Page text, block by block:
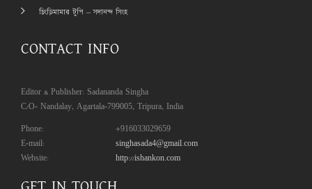
চিংড়িমামার টুপি – সদানন্দ সিংহ
CONTACT INFO
Editor & Publisher: Sadananda Singha
C/O- Nandalay, Agartala-799005, Tripura, India
Phone:
+916033029659
E-mail:
singhasada4@gmail.com
Website:
http://ishankon.com